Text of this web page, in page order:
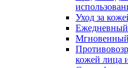
Уход за
Ежедневный
Мгновенный
кожей лица